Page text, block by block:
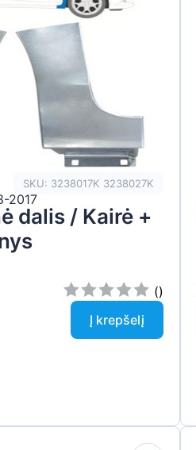
SKU: 3238017K 3238027K
2017
dalis / Kairė +
()
Į krepšelį